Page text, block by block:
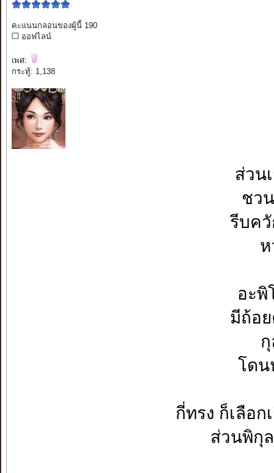
คะแนนกลอนของผู้นี้ 190
ออฟไลน์
เพศ:
กระทู้: 1,138
ส่วน
ชว
รีบค
อะพิ
มีถ้อ
โดน
กี่ทรง ก็เลือ
ส่วนพิกุ